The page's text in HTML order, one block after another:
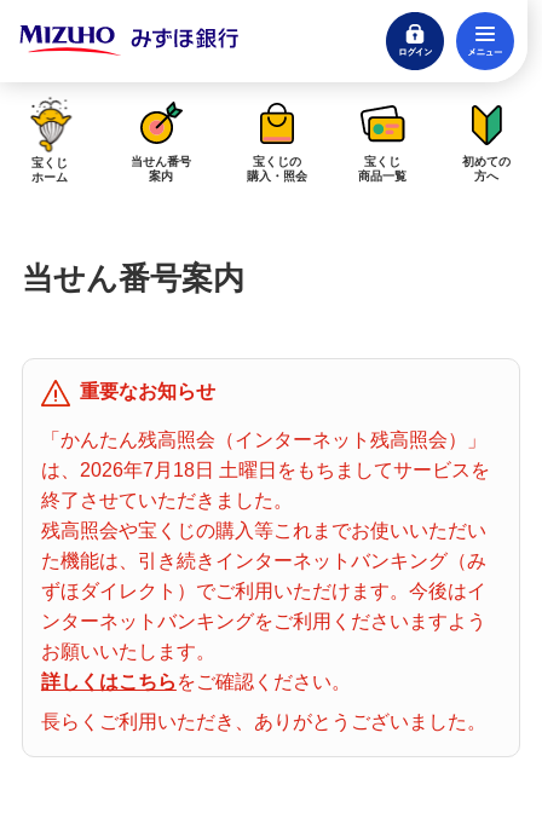
ログイン
閉じる
みずほダイレクトログイン
当せん金の受取方法について
購入した宝くじの確認方法について
「代金が引き落としされない」「購入明細に表示されない」にお答えしま
す。
宝くじホーム
当せん番号案内
宝くじの購入・照会
宝くじ商品一覧
宝くじ
ホーム
当せん番号
案内
宝くじの
購入・照会
宝くじ
商品一覧
初めての
方へ
当せん番号案内
重要なお知らせ
「かんたん残高照会（インターネット残高照会）」
は、2026年7月18日 土曜日をもちましてサービスを
終了させていただきました。
残高照会や宝くじの購入等これまでお使いいただい
た機能は、引き続きインターネットバンキング（み
ずほダイレクト）でご利用いただけます。今後はイ
ンターネットバンキングをご利用くださいますよう
お願いいたします。
詳しくはこちら をご確認ください。
長らくご利用いただき、ありがとうございました。